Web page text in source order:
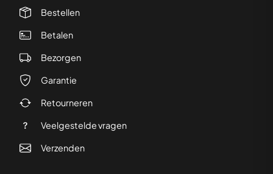
Bestellen
Betalen
Bezorgen
Garantie
Retourneren
Veelgestelde vragen
Verzenden